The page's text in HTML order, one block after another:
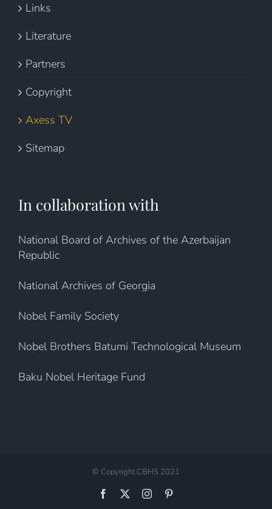
Links
Literature
Partners
Copyright
Axess TV
Sitemap
In collaboration with
National Board of Archives of the Azerbaijan
Republic
National Archives of Georgia
Nobel Family Society
Nobel Brothers Batumi Technological Museum
Baku Nobel Heritage Fund
© Copyright CBHS 2021
Facebook Instagram